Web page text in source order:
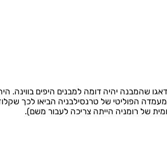
אדריכלים אוסטרים שדאגו שהמבנה יהיה דומה למבנים היפים בווינה.
הפוליטי של טרנסילבניה הביאו לכך
של רומניה הייתה צריכה לעבור משם).